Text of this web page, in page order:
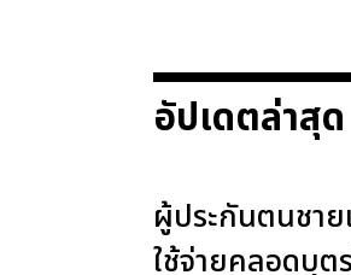
อัปเดตล่าสุด
ผู้ประกันตนชาย
ใช้จ่ายคลอดบุต